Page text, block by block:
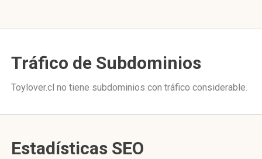
Tráfico de Subdominios
Toylover.cl no tiene subdominios con tráfico considerable.
Estadísticas SEO